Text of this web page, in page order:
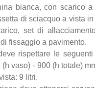
bianca, con scarico
di sciacquo a vista
set di
fissaggio a pavimento.
rispettare le
(h vaso) - 900 (h totale)
9 litri.